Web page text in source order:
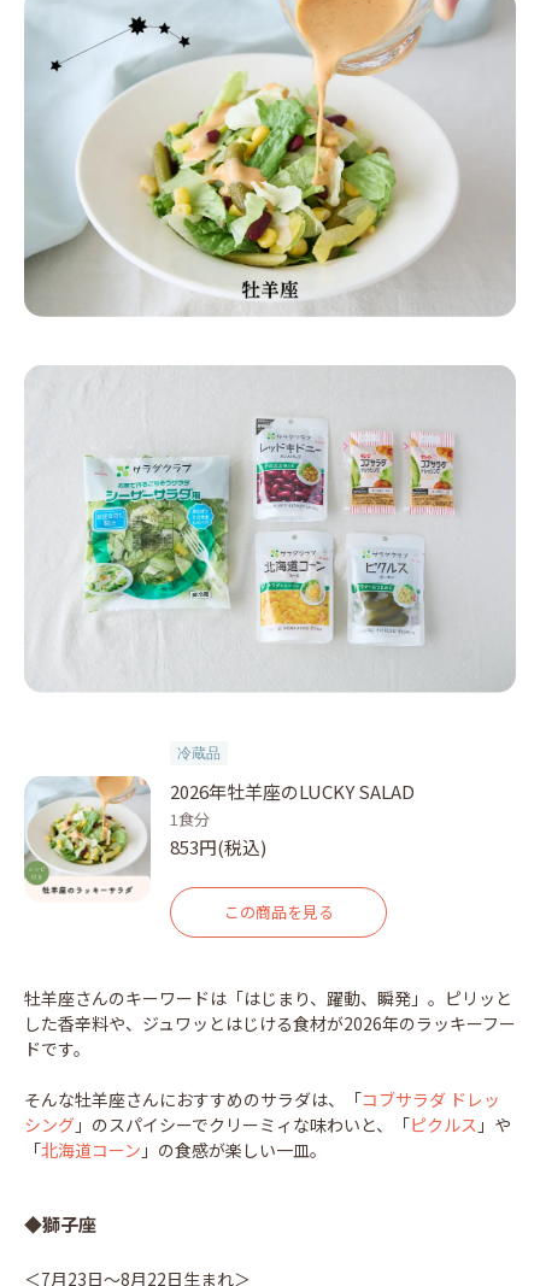
冷蔵品
2026年牡羊座のLUCKY SALAD
1食分
853円(税込)
この商品を見る
牡羊座さんのキーワードは「はじまり、躍動、瞬発」。ピリッと
した香辛料や、ジュワッとはじける食材が2026年のラッキーフー
ドです。
そんな牡羊座さんにおすすめのサラダは、「コブサラダ ドレッ
シング 」のスパイシーでクリーミィな味わいと、「ピクルス 」や
「北海道コーン 」の食感が楽しい一皿。
◆獅子座
＜7月23日～8月22日生まれ＞